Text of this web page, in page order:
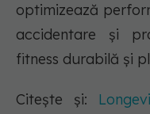
optimizează
accidentare și
fitness durabilă și
Citește și: